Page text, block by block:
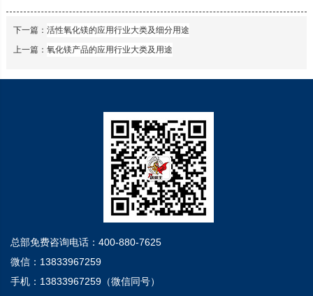
下一篇： 活性氧化镁的应用行业大类及细分用途
上一篇： 氧化镁产品的应用行业大类及用途
总部免费咨询电话：400-880-7625
微信：13833967259
手机：13833967259（微信同号）